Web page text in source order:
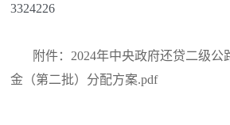
3324226
附件：2024年中央政府还贷二级公
金（第二批）分配方案.pdf